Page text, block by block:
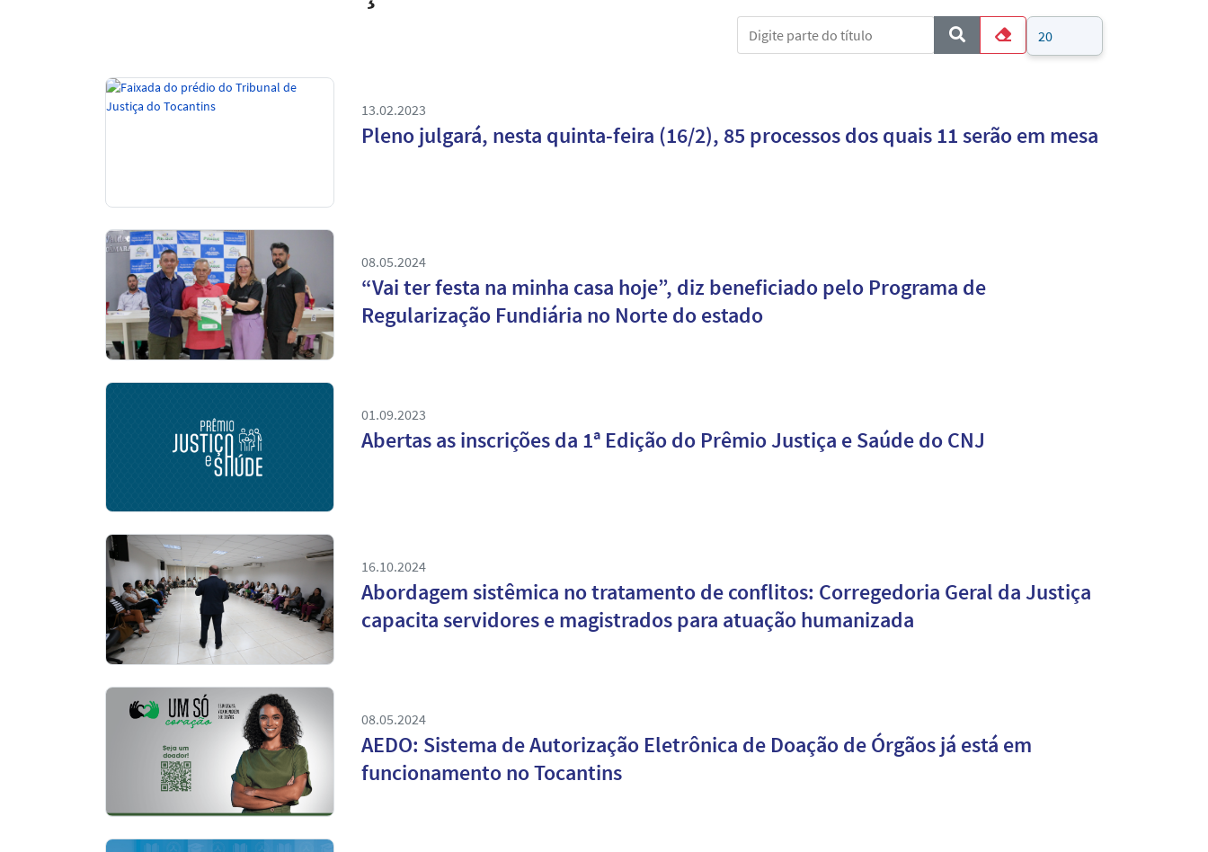
Digite parte do título
COM_CONTENT_FORM_FILTER_SUBMIT
Limpar
Mostrar #
13.02.2023
Pleno julgará, nesta quinta-feira (16/2), 85 processos dos quais 11 serão em mesa
08.05.2024
“Vai ter festa na minha casa hoje”, diz beneficiado pelo Programa de
Regularização Fundiária no Norte do estado
01.09.2023
Abertas as inscrições da 1ª Edição do Prêmio Justiça e Saúde do CNJ
16.10.2024
Abordagem sistêmica no tratamento de conflitos: Corregedoria Geral da Justiça
capacita servidores e magistrados para atuação humanizada
08.05.2024
AEDO: Sistema de Autorização Eletrônica de Doação de Órgãos já está em
funcionamento no Tocantins